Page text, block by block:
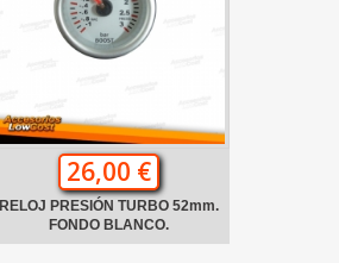
26,00 €
RELOJ PRESIÓN TURBO 52mm.
FONDO BLANCO.